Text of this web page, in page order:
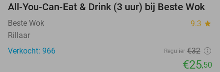
20%
All-You-Can-Eat & Drink (3 uur) bij Beste Wok
Beste Wok 9.3 star
Rillaar
Verkocht: 966
Regulier €32
€25,50